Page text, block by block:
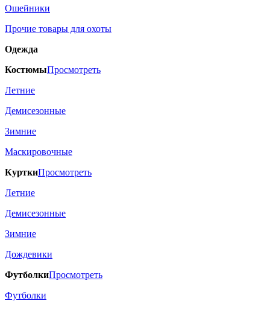
Ошейники
Прочие товары для охоты
Одежда
КостюмыПросмотреть
Летние
Демисезонные
Зимние
Маскировочные
КурткиПросмотреть
Летние
Демисезонные
Зимние
Дождевики
ФутболкиПросмотреть
Футболки